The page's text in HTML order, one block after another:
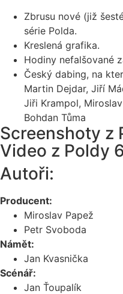
Zbrusu nové (již
série Polda.
Kreslená grafika.
Hodiny nefalšované
Český dabing, na
Martin Dejdar, Jiří
Jiři Krampol,
Bohdan Tůma
Screenshoty z
Video z Poldy
Autoři:
Producent:
Miroslav Papež
Petr Svoboda
Námět:
Jan Kvasnička
Scénář:
Jan Ťoupalík